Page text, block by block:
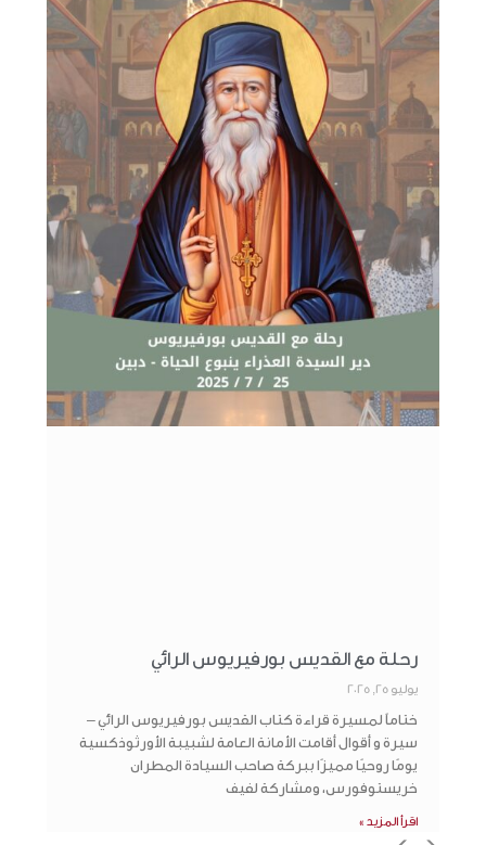
رحلة مع القديس بورفيريوس الرائي
يوليو 25, 2025
ختاماً لمسيرة قراءة كتاب القديس بورفيريوس الرائي –
سيرة و أقوال أقامت الأمانة العامة لشبيبة الأورثوذكسية
يومًا روحيًا مميزًا ببركة صاحب السيادة المطران
خريستوفورس، ومشاركة لفيف
اقرأ المزيد »